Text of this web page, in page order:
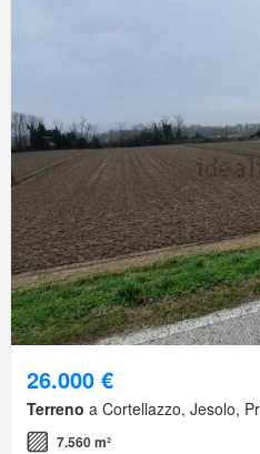
26.000 €
Terreno a Cortellazzo, Jesolo,
7.560 m²